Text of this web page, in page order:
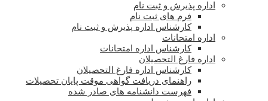
اداره پذیرش و ثبت نام
فرم های ثبت نام
کارشناس اداره پذیرش و ثبت نام
اداره امتحانات
کارشناس اداره امتحانات
اداره فارغ التحصیلان
کارشناس اداره فارغ التحصیلان
راهنمای دریافت گواهی موقت پایان تحصیلات
فهرست دانشنامه های صادر شده